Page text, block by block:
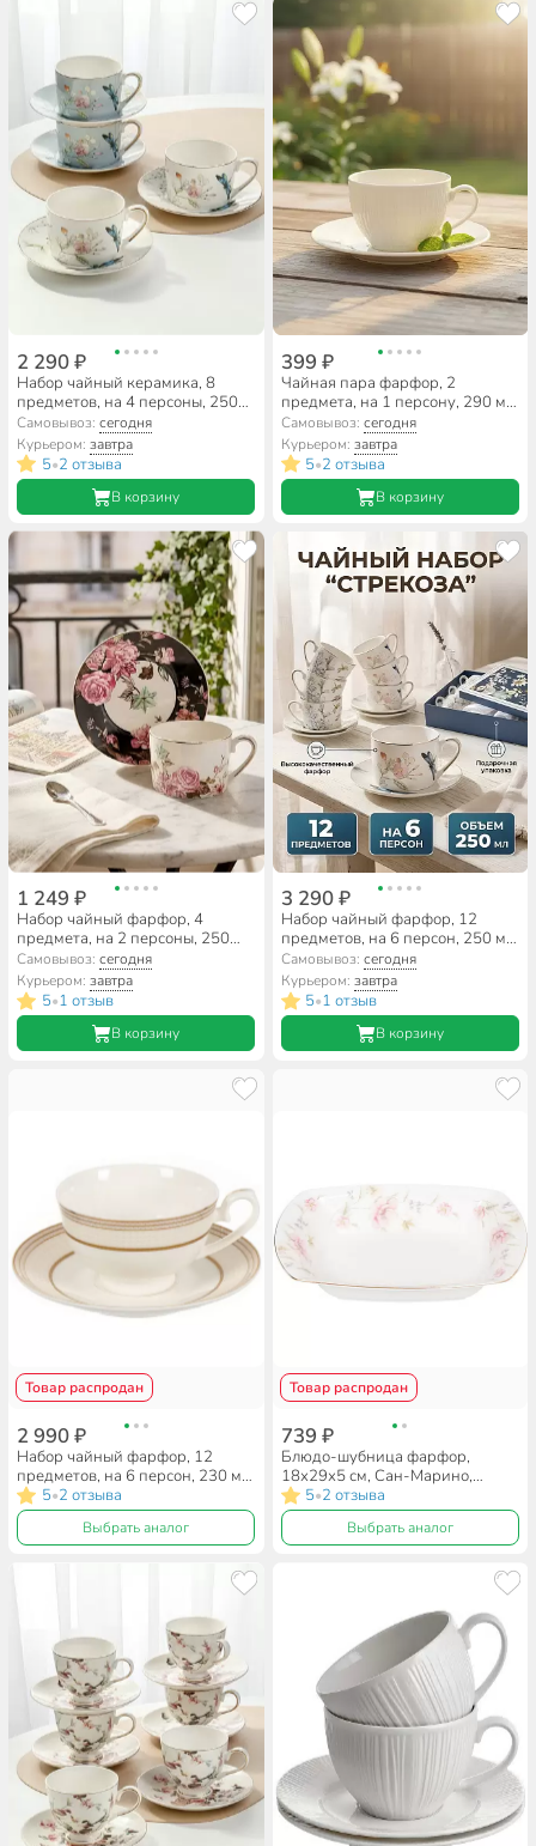
2 290 ₽
Набор чайный керамика, 8
предметов, на 4 персоны, 250
мл, Beatrix, Стрекоза,
МЛ101P/4, подарочная
упаковка
Самовывоз:сегодня
Курьером:завтра
5•2 отзыва
В корзину
399 ₽
Чайная пара фарфор, 2
предмета, на 1 персону, 290 мл,
Beatrix, Белая лилия, МД007P/1,
подарочная упаковка
Самовывоз: сегодня
Курьером: завтра
5•2 отзыва
В корзину
1 249 ₽
Набор чайный фарфор, 4
предмета, на 2 персоны, 250
мл, Beatrix, Английская роза,
МЛ167P/2, подарочная
упаковка
Самовывоз:сегодня
Курьером:завтра
5•1 отзыв
В корзину
3 290 ₽
Набор чайный фарфор, 12
предметов, на 6 персон, 250 мл,
Beatrix, Стрекоза, МЛ119P/6,
подарочная упаковка
Самовывоз: сегодня
Курьером: завтра
5•1 отзыв
В корзину
Товар распродан
2 990 ₽
Набор чайный фарфор, 12
предметов, на 6 персон, 230 мл,
Beatrix, Нормандия, МА024P/6,
подарочная упаковка
5•2 отзыва
Выбрать аналог
Товар распродан
739 ₽
Блюдо-шубница фарфор,
18х29х5 см, Сан-Марино,
Beatrix, МН007Z
5•2 отзыва
Выбрать аналог